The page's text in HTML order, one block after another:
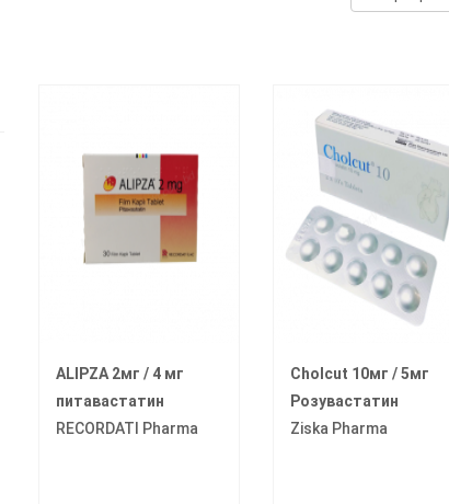
ALIPZA 2мг / 4 мг
питавастатин
RECORDATI Pharma
Cholcut 10мг / 5мг
Розувастатин
Ziska Pharma